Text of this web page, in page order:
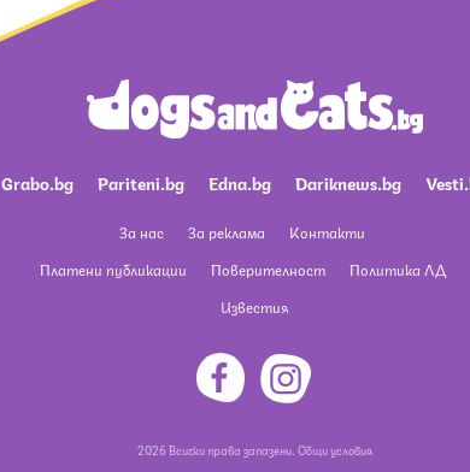
Grabo.bg Pariteni.bg Edna.bg Dariknews.bg
За нас За реклама
Контакти
Платени публикации
Поверителност
Политика ЛД
Известия
2026 Всички права запазени. Общи условия